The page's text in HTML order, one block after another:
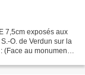
7,5cm exposés aux
O. de Verdun sur la
(Face au monument)